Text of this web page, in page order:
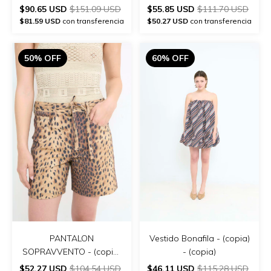
$90.65 USD $151.09 USD
$81.59 USD con transferencia
$55.85 USD $111.70 USD
$50.27 USD con transferencia
50% OFF
PANTALON
SOPRAVVENTO - (copia)
- (copia) - (copia)
$52.27 USD $104.54 USD
60% OFF
Vestido Bonafila - (copia)
- (copia)
$46.11 USD $115.28 USD